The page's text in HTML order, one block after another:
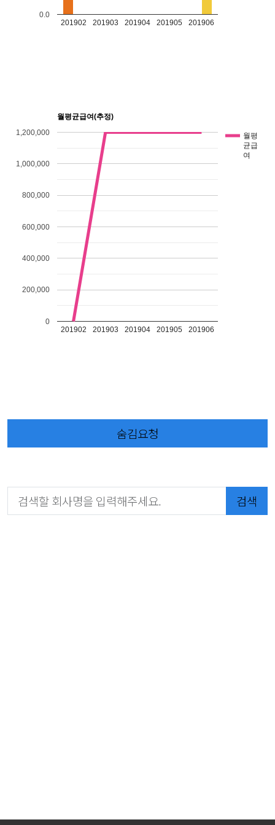
201902 201903 201904 201905 201906
0.0
월평균급여(추정)
월평
균급
여
201902 201903 201904 201905 201906
0
200,000
400,000
600,000
800,000
1,000,000
1,200,000
숨김요청
검색